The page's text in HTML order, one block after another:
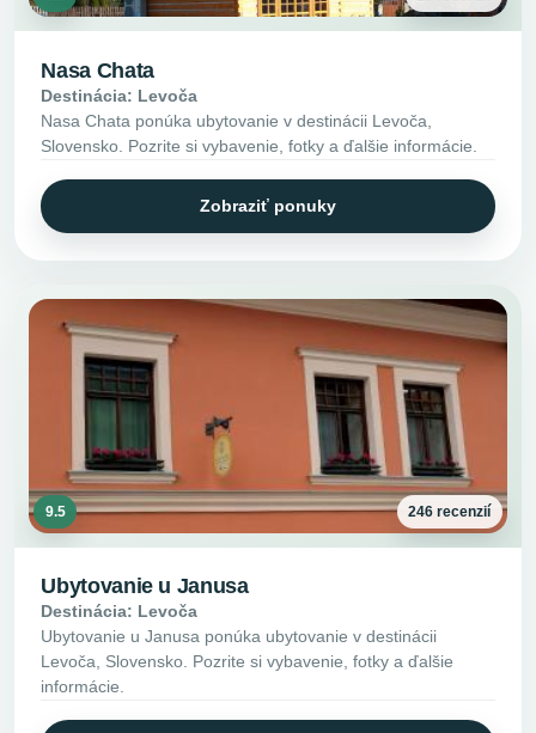
Nasa Chata
Destinácia: Levoča
Nasa Chata ponúka ubytovanie v destinácii Levoča,
Slovensko. Pozrite si vybavenie, fotky a ďalšie informácie.
Zobraziť ponuky
9.5 246 recenzií
Ubytovanie u Janusa
Destinácia: Levoča
Ubytovanie u Janusa ponúka ubytovanie v destinácii
Levoča, Slovensko. Pozrite si vybavenie, fotky a ďalšie
informácie.